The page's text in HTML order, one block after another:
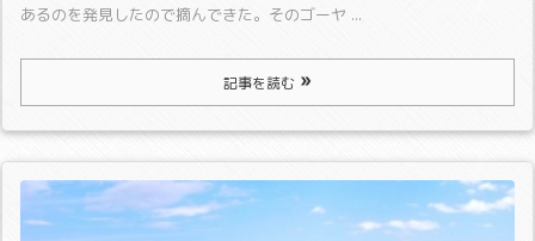
あるのを発見したので摘んできた。 そのゴーヤ ...
記事を読む